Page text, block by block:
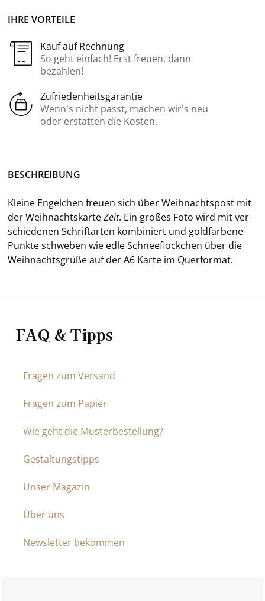
IHRE VORTEILE
Kauf auf Rechnung
So geht einfach! Erst freuen, dann
bezahlen!
Zufriedenheitsgarantie
Wenn’s nicht passt, machen wir’s neu
oder erstatten die Kosten.
BE­SCHREI­BUNG
Klei­ne En­gel­chen freu­en sich über Weih­nachts­post mit
der Weih­nachts­kar­teZeit. Ein gro­ßes Foto wird mit ver­
schie­de­nen Schrift­ar­ten kom­bi­niert und gold­far­be­ne
Punk­te schwe­ben wie edle Schnee­flöck­chen über die
Weih­nachts­grü­ße auf der A6 Karte im Quer­for­mat.
FAQ & Tipps
Fragen zum Versand
Fragen zum Papier
Wie geht die Musterbestellung?
Gestaltungstipps
Unser Magazin
Über uns
Newsletter bekommen